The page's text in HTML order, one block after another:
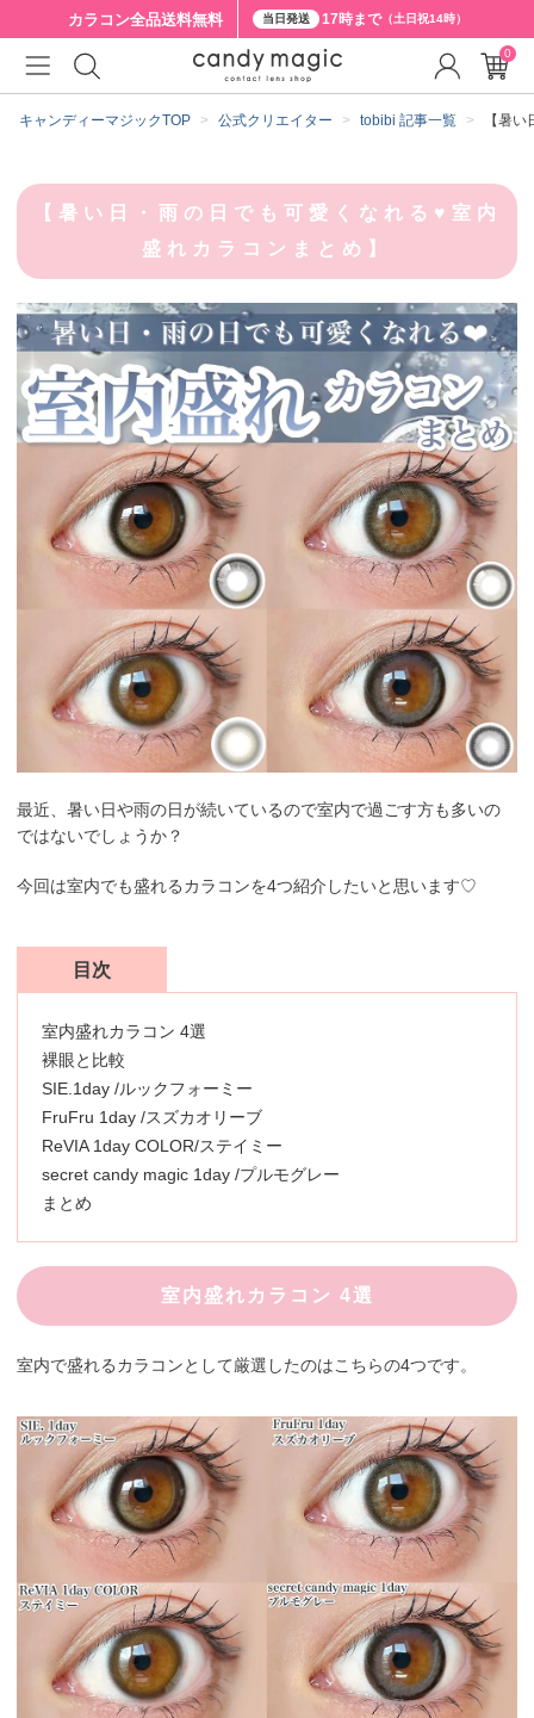
カラコン全品送料無料 当日発送 17時まで（土日祝14時）
キャンディーマジックTOP 公式クリエイター tobibi 記事一覧 【暑
【暑い日・雨の日でも可愛くなれる♥室内
盛れカラコンまとめ】
最近、暑い日や雨の日が続いているので室内で過ごす方も多いの
ではないでしょうか？
今回は室内でも盛れるカラコンを4つ紹介したいと思います♡
目次
室内盛れカラコン 4選
裸眼と比較
SIE.1day /ルックフォーミー
FruFru 1day /スズカオリーブ
ReVIA 1day COLOR/ステイミー
secret candy magic 1day /プルモグレー
まとめ
室内盛れカラコン 4選
室内で盛れるカラコンとして厳選したのはこちらの4つです。
0